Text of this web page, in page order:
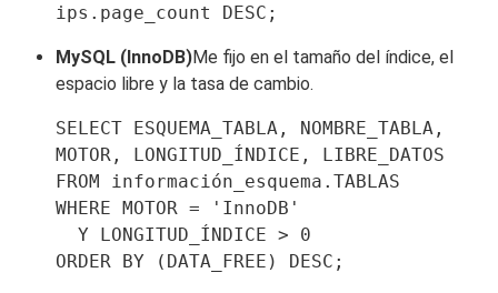
ips.page_count DESC;
MySQL (InnoDB)Me fijo en el tamaño del índice, el
espacio libre y la tasa de cambio.
SELECT ESQUEMA_TABLA, NOMBRE_TABLA,
MOTOR, LONGITUD_ÍNDICE, LIBRE_DATOS
FROM información_esquema.TABLAS
WHERE MOTOR = 'InnoDB'
ORDER BY (DATA_FREE) DESC;